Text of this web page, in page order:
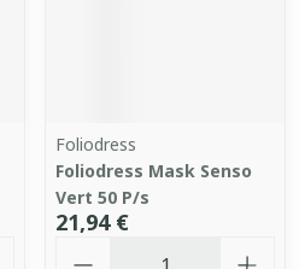
Foliodress
Foliodress Mask Senso
Vert 50 P/s
21,94 €